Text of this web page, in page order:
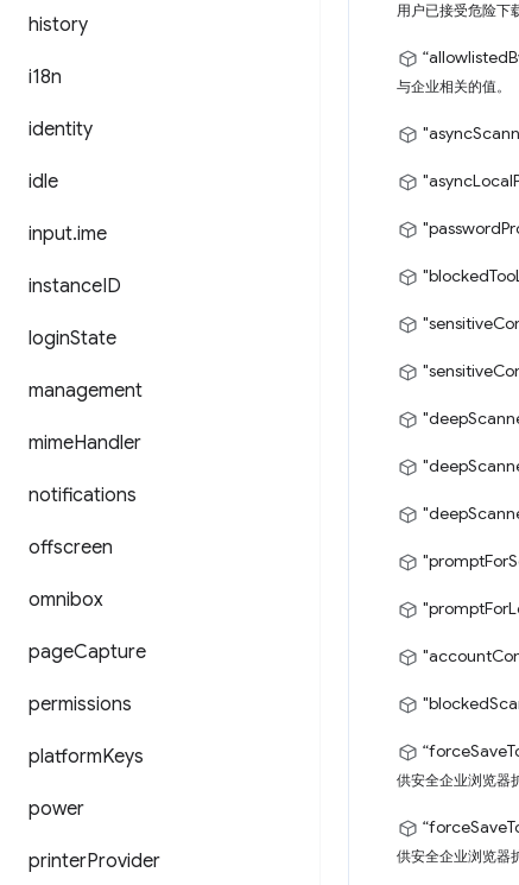
history
i18n
identity
idle
input.ime
instanceID
loginState
management
mimeHandler
notifications
offscreen
omnibox
pageCapture
permissions
platformKeys
power
printerProvider
用户已接受危险下
与企业相关的值。
供安全企业浏览器
供安全企业浏览器